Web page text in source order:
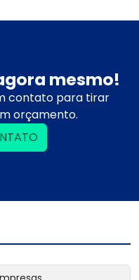
mesmo!
contato para tirar
orçamento.